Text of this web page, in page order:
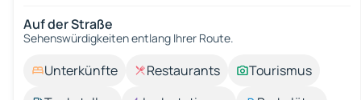
Auf der Straße
Sehenswürdigkeiten entlang Ihrer Route.
Unterkünfte Restaurants
Tourismus